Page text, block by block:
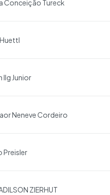
Conceição Tureck
Ilg Junior
Neneve Cordeiro
Preisler
ZIERHUT